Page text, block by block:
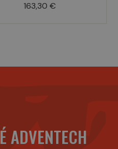
Prix
163,30 €
ADVENTECH